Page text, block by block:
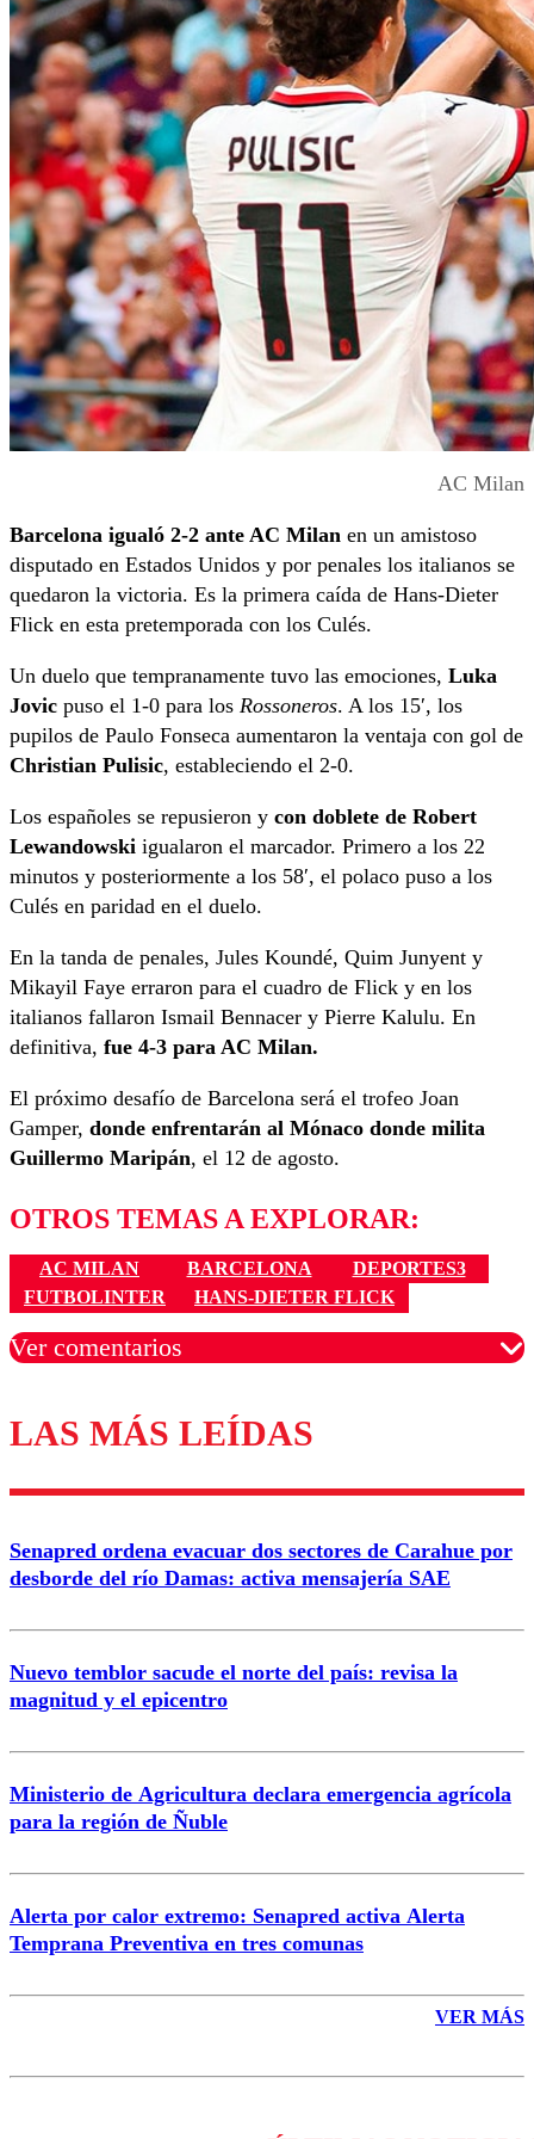
AC Milan
Barcelona igualó 2-2 ante AC Milan en un amistoso
disputado en Estados Unidos y por penales los italianos se
quedaron la victoria. Es la primera caída de Hans-Dieter
Flick en esta pretemporada con los Culés.
Un duelo que tempranamente tuvo las emociones, Luka
Jovic puso el 1-0 para los Rossoneros. A los 15′, los
pupilos de Paulo Fonseca aumentaron la ventaja con gol de
Christian Pulisic, estableciendo el 2-0.
Los españoles se repusieron y con doblete de Robert
Lewandowski igualaron el marcador. Primero a los 22
minutos y posteriormente a los 58′, el polaco puso a los
Culés en paridad en el duelo.
En la tanda de penales, Jules Koundé, Quim Junyent y
Mikayil Faye erraron para el cuadro de Flick y en los
italianos fallaron Ismail Bennacer y Pierre Kalulu. En
definitiva, fue 4-3 para AC Milan.
El próximo desafío de Barcelona será el trofeo Joan
Gamper, donde enfrentarán al Mónaco donde milita
Guillermo Maripán, el 12 de agosto.
OTROS TEMAS A EXPLORAR:
AC MILAN BARCELONA
DEPORTES3
FUTBOLINTER
HANS-DIETER FLICK
Ver comentarios
Los comentarios son moderados para garantizar un
diálogo respetuoso.
Nombre
Correo
LAS MÁS LEÍDAS
Senapred ordena evacuar dos sectores de Carahue por
desborde del río Damas: activa mensajería SAE
Nuevo temblor sacude el norte del país: revisa la
magnitud y el epicentro
Ministerio de Agricultura declara emergencia agrícola
para la región de Ñuble
Alerta por calor extremo: Senapred activa Alerta
Temprana Preventiva en tres comunas
VER MÁS